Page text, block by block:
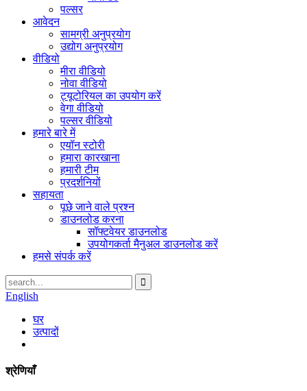
पल्सर
आवेदन
सामग्री अनुप्रयोग
उद्योग अनुप्रयोग
वीडियो
मीरा वीडियो
नोवा वीडियो
ट्यूटोरियल का उपयोग करें
वेगा वीडियो
पल्सर वीडियो
हमारे बारे में
एयॉन स्टोरी
हमारा कारखाना
हमारी टीम
प्रदर्शनियों
सहायता
पूछे जाने वाले प्रश्न
डाउनलोड करना
सॉफ्टवेयर डाउनलोड
उपयोगकर्ता मैनुअल डाउनलोड करें
हमसे संपर्क करें
English
घर
उत्पादों
श्रेणियाँ